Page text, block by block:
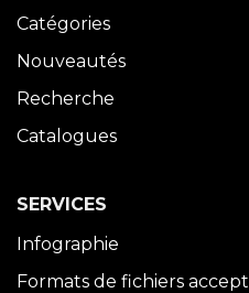
Catégories
Nouveautés
Recherche
Catalogues
SERVICES
Infographie
Formats de fichiers